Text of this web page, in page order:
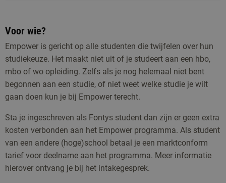
Voor wie?
Empower is gericht op alle studenten die twijfelen over hun
studiekeuze. Het maakt niet uit of je studeert aan een hbo,
mbo of wo opleiding. Zelfs als je nog helemaal niet bent
begonnen aan een studie, of niet weet welke studie je wilt
gaan doen kun je bij Empower terecht.
Sta je ingeschreven als Fontys student dan zijn er geen extra
kosten verbonden aan het Empower programma. Als student
van een andere (hoge)school betaal je een marktconform
tarief voor deelname aan het programma. Meer informatie
hierover ontvang je bij het intakegesprek.